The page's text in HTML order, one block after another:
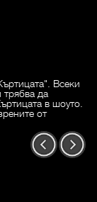
Всеки
трябва да
в шоуто.
от